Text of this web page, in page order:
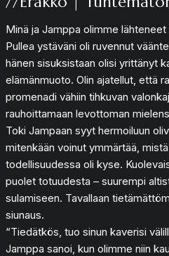
Minä ja Jamppa olimme
Pullea ystäväni oli ruvennut
hänen sisuksistaan olisi yrittänyt
elämänmuoto. Olin ajatellut, että
promenadi vähiin tihkuvan
rauhoittamaan levottoman
Toki Jampaan syyt hermoiluun
mitenkään voinut ymmärtää,
todellisuudessa oli kyse.
puolet totuudesta – suurempi
sulamiseen. Tavallaan
siunaus.
“Tiedätkös, tuo sinun kaverisi
Jamppa sanoi, kun olimme niin